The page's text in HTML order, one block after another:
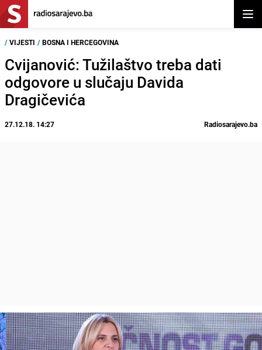
/ VIJESTI / BOSNA I HERCEGOVINA
Cvijanović: Tužilaštvo treba dati
odgovore u slučaju Davida
Dragičevića
27.12.18. 14:27 Radiosarajevo.ba